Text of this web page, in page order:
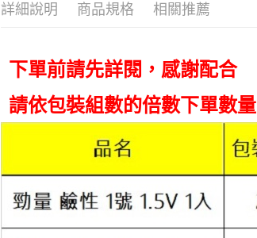
詳細說明 商品規格 相關推薦
下單前請先詳閱，感謝配合
請依包裝組數的倍數下單數量